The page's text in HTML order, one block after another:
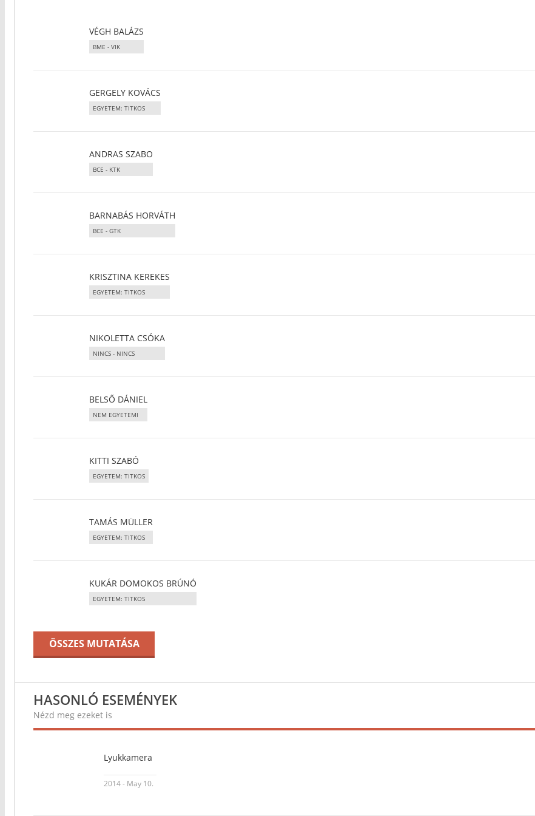
VÉGH BALÁZS
BME - VIK
GERGELY KOVÁCS
EGYETEM: TITKOS
ANDRAS SZABO
BCE - KTK
BARNABÁS HORVÁTH
BCE - GTK
KRISZTINA KEREKES
EGYETEM: TITKOS
NIKOLETTA CSÓKA
NINCS - NINCS
BELSŐ DÁNIEL
NEM EGYETEMI
KITTI SZABÓ
EGYETEM: TITKOS
TAMÁS MÜLLER
EGYETEM: TITKOS
KUKÁR DOMOKOS BRÚNÓ
EGYETEM: TITKOS
ÖSSZES MUTATÁSA
HASONLÓ ESEMÉNYEK
Nézd meg ezeket is
Lyukkamera
2014 - May 10.